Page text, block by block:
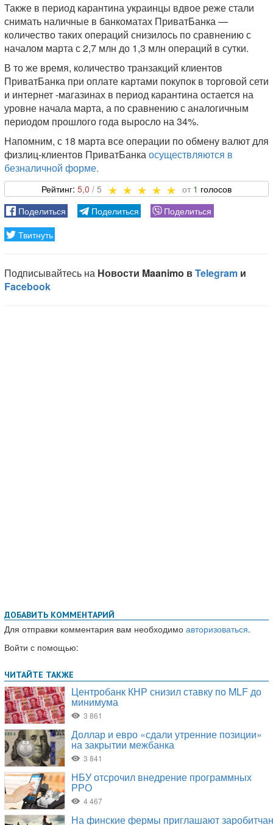
Также в период карантина украинцы вдвое реже стали
снимать наличные в банкоматах ПриватБанка —
количество таких операций снизилось по сравнению с
началом марта с 2,7 млн до 1,3 млн операций в сутки.
В то же время, количество транзакций клиентов
ПриватБанка при оплате картами покупок в торговой сети
и интернет -магазинах в период карантина остается на
уровне начала марта, а по сравнению с аналогичным
периодом прошлого года выросло на 34%.
Напомним, с 18 марта все операции по обмену валют для
физлиц-клиентов ПриватБанкаосуществляются в
безналичной форме.
5,0 1
ДОБАВИТЬ КОММЕНТАРИЙ
Для отправки комментария вам необходимо авторизоваться.
Войти с помощью: